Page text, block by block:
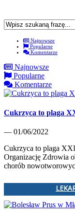
Najnowsze
Popularne
Komentarze
Najnowsze
Popularne
Komentarze
Cukrzyca to plaga
— 01/06/2022
Cukrzyca to plaga
Organizację Zdrowia
chorób